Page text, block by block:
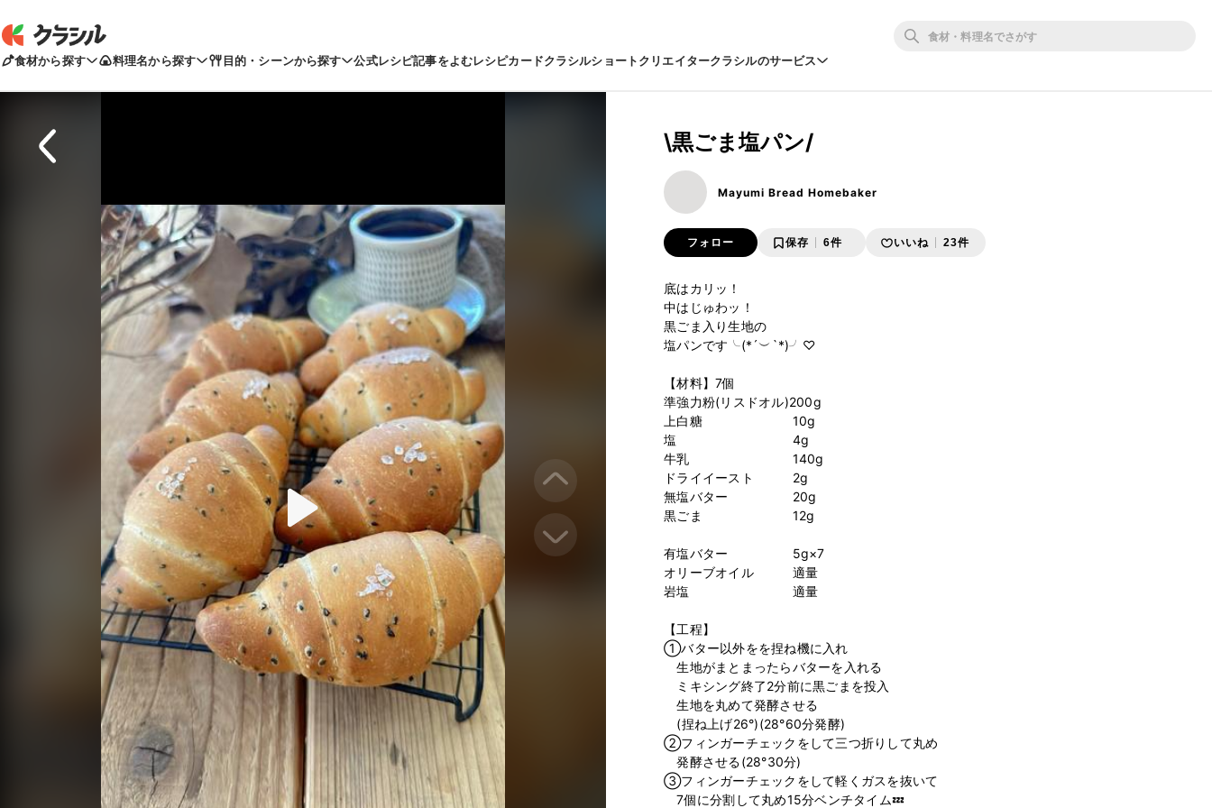
食材から探す 料理名から探す 目的・シーンから探す 公式レシピ記事をよむレシピカードクラシルショートクリエイタークラシルのサービス
\黒ごま塩パン/
Mayumi Bread Homebaker
フォロー 保存 6件 いいね 23件
底はカリッ！
中はじゅわッ！
黒ごま入り生地の
塩パンです╰(*´︶`*)╯♡
【材料】7個
準強力粉(リスドオル)200g
上白糖　　　　　　　10g
塩　　　　　　　　　4g
牛乳　　　　　　　　140g
ドライイースト　　　2g
無塩バター　　　　　20g
黒ごま　　　　　　　12g
有塩バター　　　　　5g×7
オリーブオイル　　　適量
岩塩　　　　　　　　適量
【工程】
①バター以外をを捏ね機に入れ
生地がまとまったらバターを入れる
ミキシング終了2分前に黒ごまを投入
生地を丸めて発酵させる
(捏ね上げ26°)(28°60分発酵)
②フィンガーチェックをして三つ折りして丸め
発酵させる(28°30分)
③フィンガーチェックをして軽くガスを抜いて
7個に分割して丸め15分ベンチタイム💤